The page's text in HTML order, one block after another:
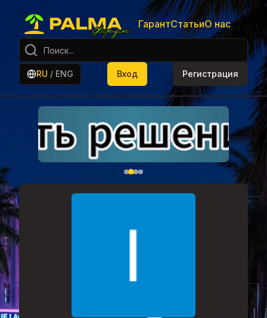
ГарантСтатьиО нас
RU / ENG Вход Регистрация